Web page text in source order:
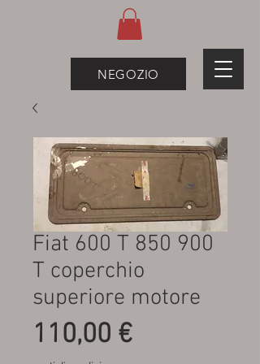
NEGOZIO
Fiat 600 T 850 900
T coperchio
superiore motore
110,00 €Prezzo